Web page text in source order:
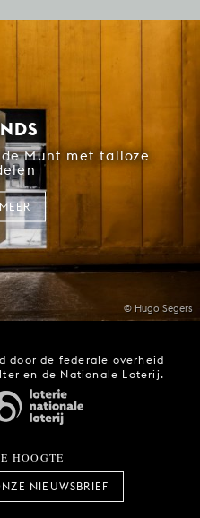
© Hugo Segers
Munt met talloze
door de federale overheid
en de Nationale Loterij.
HOOGTE
NIEUWSBRIEF